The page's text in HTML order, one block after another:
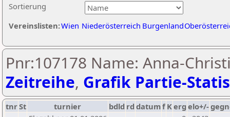
Sortierung
Vereinslisten:Wien Niederösterreich Burgenland
Pnr:107178 Name: Anna-
Zeitreihe, Grafik Partie-
tnrSt turnier bdld rd datumf Kerg elo+/-